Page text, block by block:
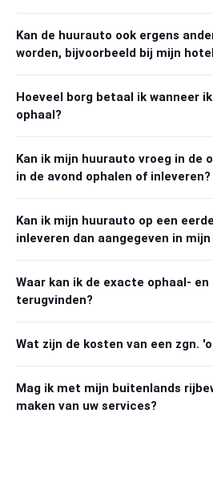
Kan de huurauto ook ergens
worden, bijvoorbeeld bij mijn
Hoeveel borg betaal ik wanneer
ophaal?
Kan ik mijn huurauto vroeg in de
in de avond ophalen of inleveren?
Kan ik mijn huurauto op een
inleveren dan aangegeven in mijn
Waar kan ik de exacte ophaal-
terugvinden?
Wat zijn de kosten van een zgn.
Mag ik met mijn buitenlands
maken van uw services?